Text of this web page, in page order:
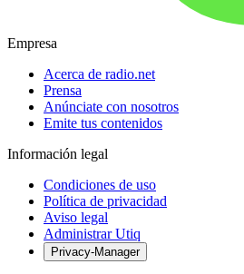
Empresa
Acerca de radio.net
Prensa
Anúnciate con nosotros
Emite tus contenidos
Información legal
Condiciones de uso
Política de privacidad
Aviso legal
Administrar Utiq
Privacy-Manager